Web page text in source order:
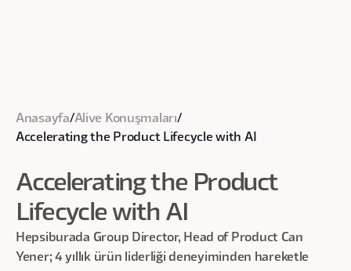
Anasayfa/Alive Konuşmaları/
Accelerating the Product Lifecycle with AI
Accelerating the Product
Lifecycle with AI
Hepsiburada Group Director, Head of Product Can
Yener; 4 yıllık ürün liderliği deneyiminden hareketle